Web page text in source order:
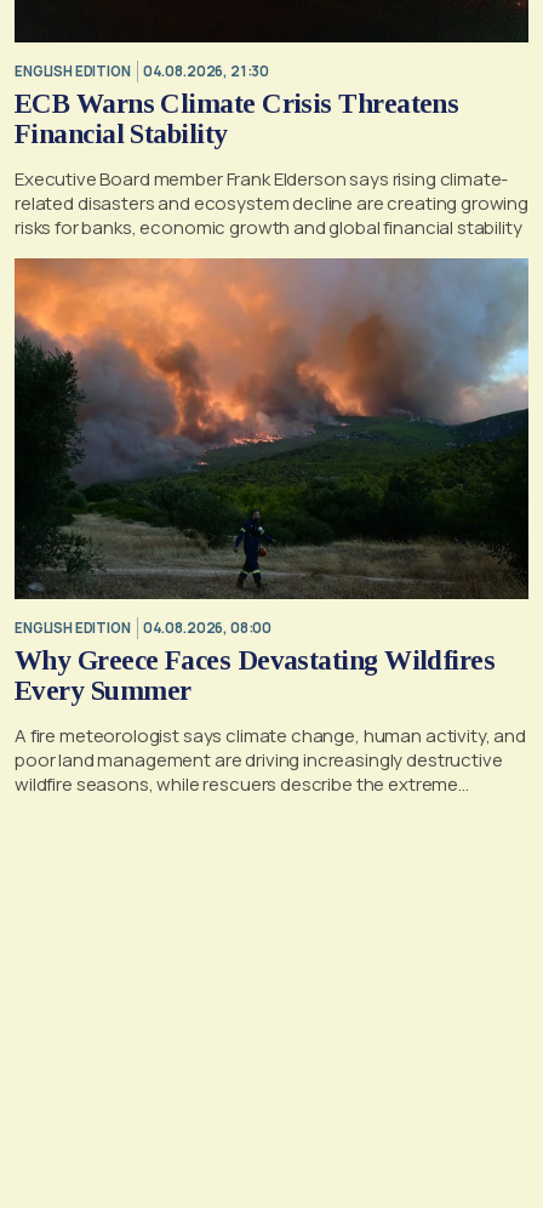
ENGLISH EDITION 04.08.2026, 21:30
ECB Warns Climate Crisis Threatens
Financial Stability
Executive Board member Frank Elderson says rising climate-
related disasters and ecosystem decline are creating growing
risks for banks, economic growth and global financial stability
ENGLISH EDITION 04.08.2026, 08:00
Why Greece Faces Devastating Wildfires
Every Summer
A fire meteorologist says climate change, human activity, and
poor land management are driving increasingly destructive
wildfire seasons, while rescuers describe the extreme